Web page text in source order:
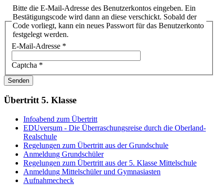
Bitte die E-Mail-Adresse des Benutzerkontos eingeben. Ein
Bestätigungscode wird dann an diese verschickt. Sobald der
Code vorliegt, kann ein neues Passwort für das Benutzerkonto
festgelegt werden.
E-Mail-Adresse *
Captcha *
Senden
Übertritt 5. Klasse
Infoabend zum Übertritt
EDUversum - Die Überraschungsreise durch die Oberland-
Realschule
Regelungen zum Übertritt aus der Grundschule
Anmeldung Grundschüler
Regelungen zum Übertritt aus der 5. Klasse Mittelschule
Anmeldung Mittelschüler und Gymnasiasten
Aufnahmecheck